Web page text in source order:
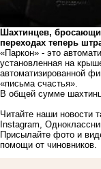
Шахтинцев,
переходах теперь
«Паркон» - это
установленная на
автоматизированной
«письма счастья».
В общей сумме
Читайте наши новости
Instagram
Присылайте фото и
помощи от чиновников.